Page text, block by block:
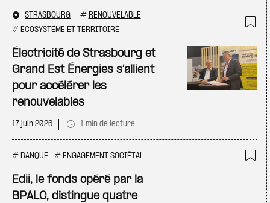
STRASBOURG # RENOUVELABLE
# ÉCOSYSTÈME ET TERRITOIRE
Électricité de Strasbourg et
Grand Est Énergies s’allient
pour accélérer les
renouvelables
17 juin 2026 1 min de lecture
# BANQUE # ENGAGEMENT SOCIÉTAL
Edii, le fonds opéré par la
BPALC, distingue quatre